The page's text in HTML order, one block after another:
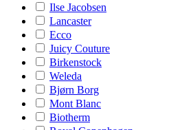
Ilse Jacobsen
Lancaster
Ecco
Juicy Couture
Birkenstock
Weleda
Bjørn Borg
Mont Blanc
Biotherm